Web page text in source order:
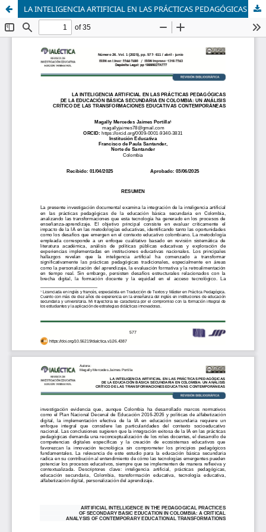
LA INTELIGENCIA ARTIFICIAL EN LAS PRÁCTICAS PEDAGÓGICAS DE LA EDUCACIÓN BÁSICA SECUNDARIA EN COLOMBIA: UN ANÁLISIS CRÍTICO DE LAS TRANSFORMACIONES EDUCATIVAS CONTEMPORÁNEAS